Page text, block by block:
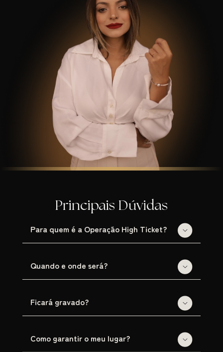
Principais Dúvidas
Para quem é a Operação High Ticket?
Quando e onde será?
Ficará gravado?
Como garantir o meu lugar?